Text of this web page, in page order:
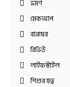
ভ্রমণ
মেকআপ
রান্নাঘর
রিভিউ
লাইফস্টাইল
শিশুর যত্ন